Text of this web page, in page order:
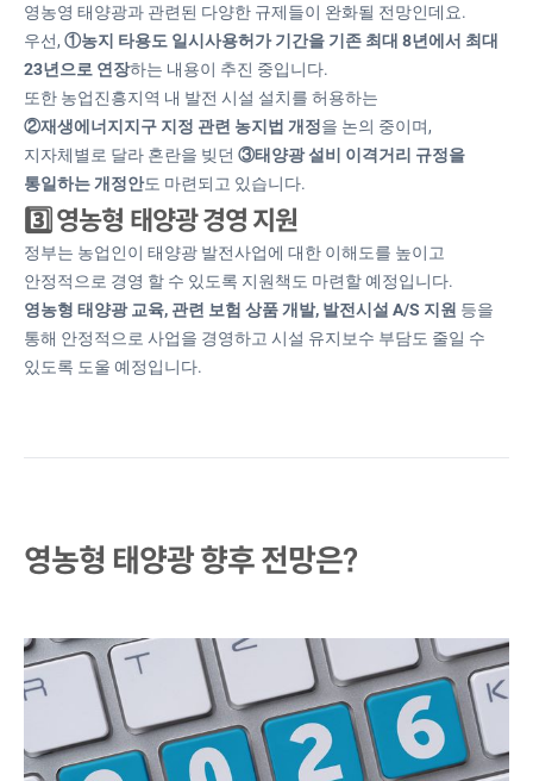
영농영 태양광과 관련된 다양한 규제들이 완화될 전망인데요.
우선, ①농지 타용도 일시사용허가 기간을 기존 최대 8년에서 최대
23년으로 연장하는 내용이 추진 중입니다.
또한 농업진흥지역 내 발전 시설 설치를 허용하는
②재생에너지지구 지정 관련 농지법 개정을 논의 중이며,
지자체별로 달라 혼란을 빚던 ③태양광 설비 이격거리 규정을
통일하는 개정안도 마련되고 있습니다.
3️⃣ 영농형 태양광 경영 지원
정부는 농업인이 태양광 발전사업에 대한 이해도를 높이고
안정적으로 경영 할 수 있도록 지원책도 마련할 예정입니다.
영농형 태양광 교육, 관련 보험 상품 개발, 발전시설 A/S 지원 등을
통해 안정적으로 사업을 경영하고 시설 유지보수 부담도 줄일 수
있도록 도울 예정입니다.
영농형 태양광 향후 전망은?